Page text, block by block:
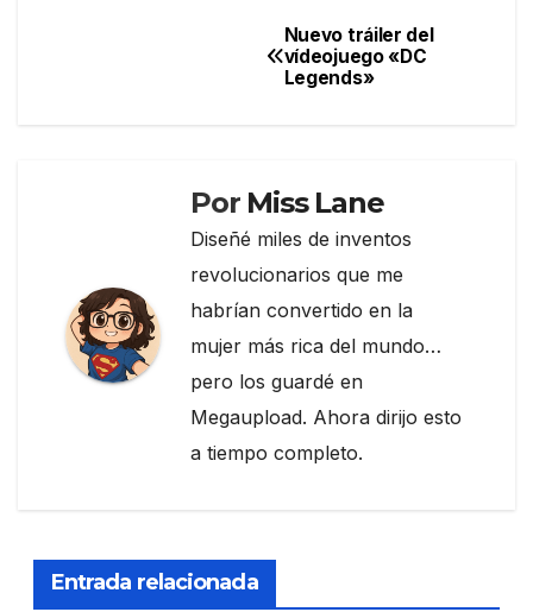
ar
Nuevo tráiler del
vídeojuego «DC
Legends»
Por Miss Lane
Diseñé miles de inventos
revolucionarios que me
habrían convertido en la
mujer más rica del mundo…
pero los guardé en
Megaupload. Ahora dirijo esto
a tiempo completo.
Entrada relacionada